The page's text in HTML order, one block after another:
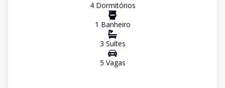
4Dormitórios
1 Banheiro
3 Suítes
5 Vagas